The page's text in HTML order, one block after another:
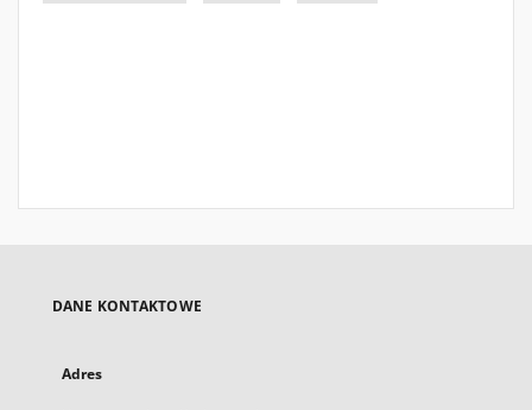
DANE KONTAKTOWE
Adres